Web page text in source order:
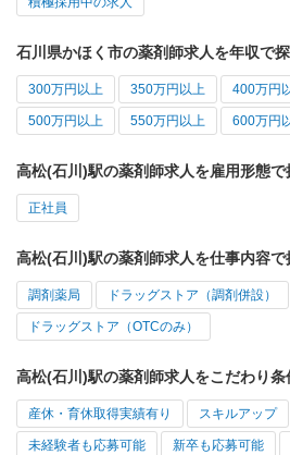
石川県かほく市の薬剤師求人を年収で
300万円以上 350万円以上 400万円
500万円以上 550万円以上 600万円
高松(石川)駅の薬剤師求人を雇用形態で
正社員
高松(石川)駅の薬剤師求人を仕事内容で
調剤薬局 ドラッグストア（調剤併設）
ドラッグストア（OTCのみ）
高松(石川)駅の薬剤師求人をこだわり条
産休・育休取得実績有り スキルアップ
未経験者も応募可能 新卒も応募可能